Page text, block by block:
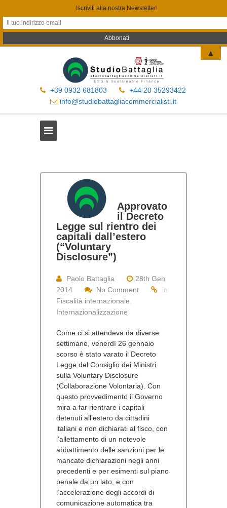
+39 0932 681803
+44 20 35293422
info@studiobattagliacommercialisti.it
Approvato
il Decreto
Legge sul rientro dei
capitali dall’estero
(“Voluntary
Disclosure”)
Paolo Battaglia
28th Gen
2014
No Comment
in
Fiscalità internazionale
Internazionalizzazione
Come ci si attendeva da diverse
settimane, venerdì 26 gennaio
scorso è stato varato il Decreto
Legge del Consiglio dei Ministri
sulla Voluntary Disclosure
(Collaborazione Volontaria). Con
questo provvedimento il Governo
mira a far rientrare i capitali
detenuti all’estero da cittadini
italiani e non dichiarati al fisco, con
l’allettamento di un notevole
abbattimento delle sanzioni per le
mancate dichiarazioni negli anni
precedenti e per esimenti sul piano
penale da un lato, e con
l’accelerazione degli accordi di
comunicazione automatica tra
Iscriviti alla nostra Newsletter!
▲